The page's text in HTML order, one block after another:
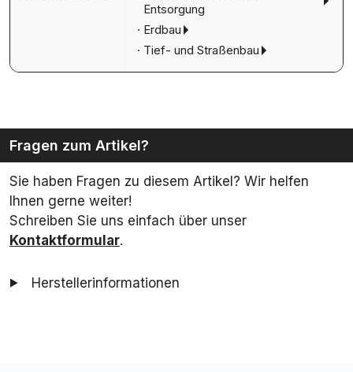
Entsorgung
Erdbau
Tief- und Straßenbau
Fragen zum Artikel?
Sie haben Fragen zu diesem Artikel? Wir helfen
Ihnen gerne weiter!
Schreiben Sie uns einfach über unser
Kontaktformular.
Herstellerinformationen